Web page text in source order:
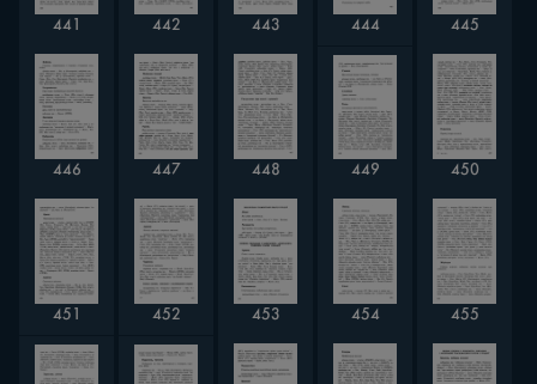
441 442 443 444 445
446 447 448 449 450
451 452 453 454 455